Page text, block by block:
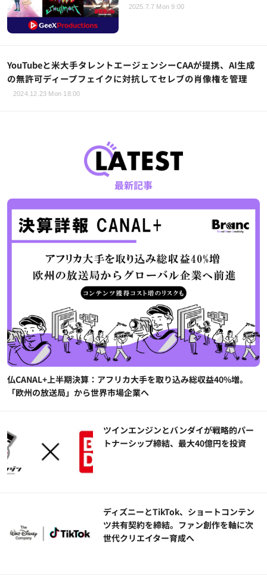
2025.7.7 Mon 9:00
YouTubeと米大手タレントエージェンシーCAAが提携、AI生成
の無許可ディープフェイクに対抗してセレブの肖像権を管理
2024.12.23 Mon 18:00
最新記事
仏CANAL+上半期決算：アフリカ大手を取り込み総収益40%増。
「欧州の放送局」から世界市場企業へ
ツインエンジンとバンダイが戦略的パー
トナーシップ締結、最大40億円を投資
ディズニーとTikTok、ショートコンテン
ツ共有契約を締結。ファン創作を軸に次
世代クリエイター育成へ